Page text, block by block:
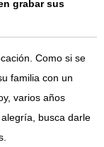
grabar sus
Como si se
familia con un
varios años
busca darle